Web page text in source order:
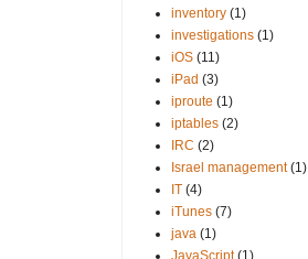
inventory (1)
investigations (1)
iOS (11)
iPad (3)
iproute (1)
iptables (2)
IRC (2)
Israel management (1)
IT (4)
iTunes (7)
java (1)
JavaScript (1)